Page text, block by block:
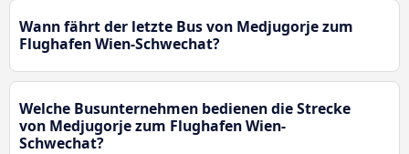
Wann fährt der letzte Bus von Medjugorje zum
Flughafen Wien-Schwechat?
Welche Busunternehmen bedienen die Strecke
von Medjugorje zum Flughafen Wien-
Schwechat?